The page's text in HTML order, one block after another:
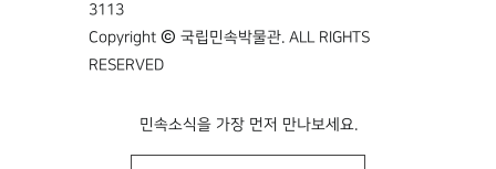
3113
Copyright © 국립민속박물관. ALL RIGHTS
RESERVED
민속소식을 가장 먼저 만나보세요.